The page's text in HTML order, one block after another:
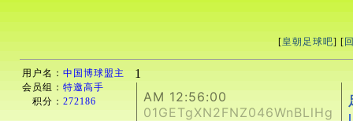
[皇朝足球吧] [
用户名： 中国博球盟主
会员组： 特邀高手
积分： 272186
1
AM 12:56:00
01GETgXN2FNZ046WnBLlHg